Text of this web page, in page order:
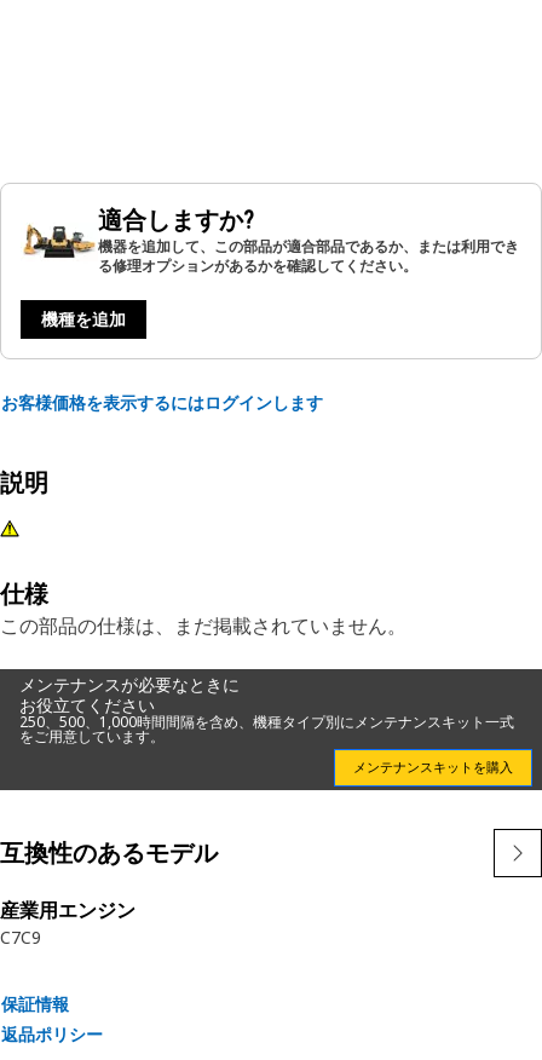
適合しますか?
機器を追加して、この部品が適合部品であるか、または利用でき
る修理オプションがあるかを確認してください。
機種を追加
お客様価格を表示するにはログインします
説明
仕様
この部品の仕様は、まだ掲載されていません。
メンテナンスが必要なときに
お役立てください
250、500、1,000時間間隔を含め、機種タイプ別にメンテナンスキット一式
をご用意しています。
メンテナンスキットを購入
互換性のあるモデル
産業用エンジン
C7C9
保証情報
返品ポリシー